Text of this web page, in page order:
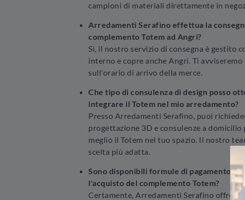
campioni di materiali direttamente in
Arredamenti Serafino effettua la
complemento Totem ad Angri?
Sì, il nostro servizio di consegna è gestito
interno e copre anche Angri. Ti avviseremo
sull'orario di arrivo della merce.
Che tipo di consulenza di design posso
integrare il Totem nel mio arredamento?
Presso Arredamenti Serafino, puoi
progettazione 3D e consulenze a domicilio
meglio il Totem nel tuo spazio. Il nostro
scelta più adatta.
Sono disponibili formule di pagamento
l'acquisto del complemento Totem?
Certamente, Arredamenti Serafino offre